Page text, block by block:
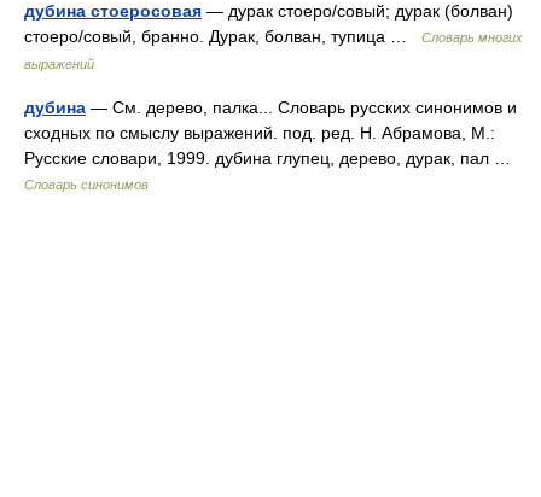
дубина стоеросовая — дурак стоеро/совый; дурак (болван)
стоеро/совый, бранно. Дурак, болван, тупица …
Словарь многих
выражений
дубина — См. дерево, палка... Словарь русских синонимов и
сходных по смыслу выражений. под. ред. Н. Абрамова, М.:
Русские словари, 1999. дубина глупец, дерево, дурак, пал …
Словарь синонимов